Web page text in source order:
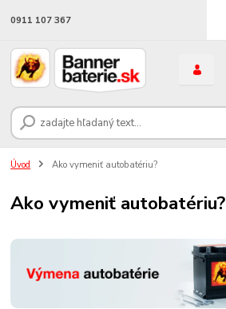
0911 107 367
Úvod Ako vymeniť autobatériu?
Ako vymeniť autobatériu?